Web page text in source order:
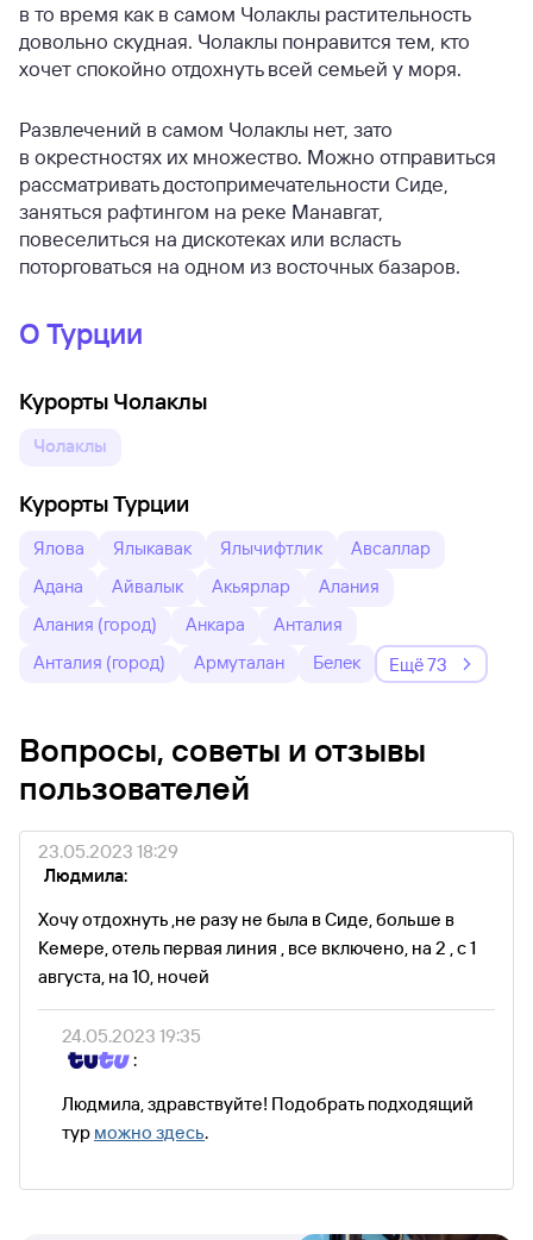
в то время как в самом Чолаклы растительность
довольно скудная. Чолаклы понравится тем, кто
хочет спокойно отдохнуть всей семьей у моря.
Развлечений в самом Чолаклы нет, зато
в окрестностях их множество. Можно отправиться
рассматривать достопримечательности Сиде,
заняться рафтингом на реке Манавгат,
повеселиться на дискотеках или всласть
поторговаться на одном из восточных базаров.
О Турции
Курорты Чолаклы
Чолаклы
Курорты Турции
Ялова Ялыкавак Ялычифтлик
Авсаллар
Адана
Айвалык Акьярлар
Алания
Алания (город)
Анкара
Анталия
Анталия (город)
Армуталан Белек Ещё 73
Вопросы, советы и отзывы
пользователей
23.05.2023 18:29
Людмила:
Хочу отдохнуть ,не разу не была в Сиде, больше в
Кемере, отель первая линия , все включено, на 2 , с 1
августа, на 10, ночей
24.05.2023 19:35
:
Людмила, здравствуйте! Подобрать подходящий
тур можно здесь.